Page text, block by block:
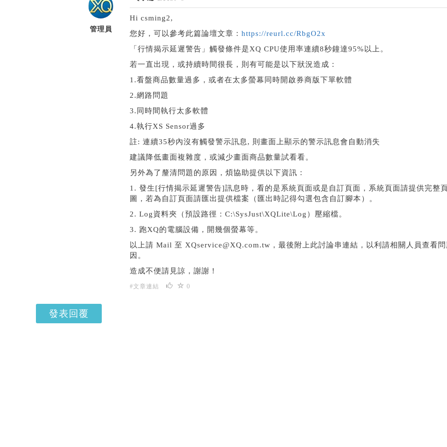
管理員
Hi csming2,
您好，可以參考此篇論壇文章：https://reurl.cc/RbgO2x
「行情揭示延遲警告」觸發條件是XQ CPU使用率連續8秒鐘達95%以上。
若一直出現，或持續時間很長，則有可能是以下狀況造成：
1.看盤商品數量過多，或者在太多螢幕同時開啟券商版下單軟體
2.網路問題
3.同時間執行太多軟體
4.執行XS Sensor過多
註: 連續35秒內沒有觸發警示訊息, 則畫面上顯示的警示訊息會自動消失
建議降低畫面複雜度，或減少畫面商品數量試看看。
另外為了釐清問題的原因，煩協助提供以下資訊：
1. 發生[行情揭示延遲警告]訊息時，看的是系統頁面或是自訂頁面，系統頁面請提供完整
圖，若為自訂頁面請匯出提供檔案（匯出時記得勾選包含自訂腳本）。
2. Log資料夾（預設路徑：C:\SysJust\XQLite\Log）壓縮檔。
3. 跑XQ的電腦設備，開幾個螢幕等。
以上請 Mail 至 XQservice@XQ.com.tw，最後附上此討論串連結，以利請相關人員查看
因。
造成不便請見諒，謝謝！
#文章連結 0
發表回覆